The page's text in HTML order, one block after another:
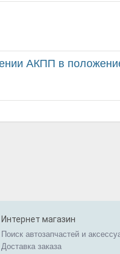
АКПП в
Интернет магазин
Поиск автозапчастей и
Доставка заказа